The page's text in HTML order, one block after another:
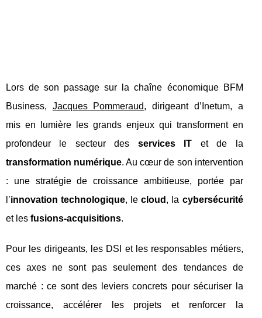
Lors de son passage sur la chaîne économique BFM
Business, Jacques Pommeraud, dirigeant d’Inetum, a
mis en lumière les grands enjeux qui transforment en
profondeur le secteur des services IT et de la
transformation numérique. Au cœur de son intervention
: une stratégie de croissance ambitieuse, portée par
l’innovation technologique, lecloud , la cybersécurité
et les fusions-acquisitions.
Pour les dirigeants, les DSI et les responsables métiers,
ces axes ne sont pas seulement des tendances de
marché : ce sont des leviers concrets pour sécuriser la
croissance, accélérer les projets et renforcer la